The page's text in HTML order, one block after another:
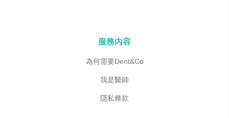
服務內容
為何需要Dent&Co
我是醫師
隱私條款